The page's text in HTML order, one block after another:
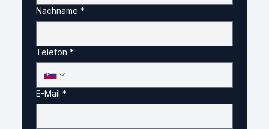
Nachname *
Telefon *
E-Mail *